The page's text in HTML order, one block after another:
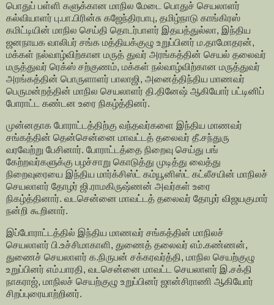
பொதுப் பள்ளி களுக்கான மாநில மேடை பொதுச் செயலாளர்
கல்வியாளர் பு.பா.பிரின்சு கஜேந்திரபாபு, தமிழ்நாடு காங்கிரஸ்
கமிட்டியின் மாநில செய்தி தொடர்பாளர் இதயத்துல்லா, இந்திய
ஜனநாயக வாலிபர் சங்க மத்தியக்குழு உறுப்பினர் ம.தாமோதரன்,
மக்கள் நல்வாழ்விற்கான மருத் துவர் அரங்கத்தின் செயல் தலைவர்
மருத்துவர் ரெக்ஸ் சற்குணம், மக்கள் நல்வாழ்விற்கான மருத்துவர்
அரங்கத்தின் பொருளாளர் பாலாஜி, அனைத்திந்திய மாணவர்
பெருமன்றத்தின் மாநில செயலாளர் தி.தினேஷ் ஆகியோர் பட்டினிப்
போராட்ட கண்டன உரை நிகழ்த்தினர்.
முன்னதாக போராட்டத்திற்கு வந்தவர்களை இந்திய மாணவர்
சங்கத்தின் தென்சென்னை மாவட்டத் தலைவர் தீ.சந்துரு
வரவேற்று பேசினார். போராட்டத்தை நிறைவு செய்து பங்
கேற்றவர்களுக்கு பழச்சாறு கொடுத்து முடித்து வைத்து
நிறைவுரையை இந்திய மார்க்சிஸ்ட் கம்யூனிஸ்ட் கட்லீசயின் மாநிலச்
செயலாளர் தோழர் ஜி.ராமகிருஷ்ணன் அவர்கள் உரை
நிகழ்த்தினார். வடசென்னை மாவட்டத் தலைவர் தோழர் விஜயகுமார்
நன்றி கூறினார்.
இப்போராட்டத்தில் இந்திய மாணவர் சங்கத்தின் மாநிலச்
செயலாளர் பி.உச்சிமாகாளி, துணைத் தலைவர் எம்.கண்ணன்,
துணைச் செயலாளர் க.நிருபன் சக்கரவர்த்தி, மாநில செயற்குழு
உறுப்பினர் எம்.பாரதி, வடசென்னை மாவட்ட செயலாளர் இ.சக்தி
நாகராஜ், மாநிலச் செயற்குழு உறுப்பினர் ஜான்சிராணி ஆகியோர்
சிறப்புரையாற்றினர்.